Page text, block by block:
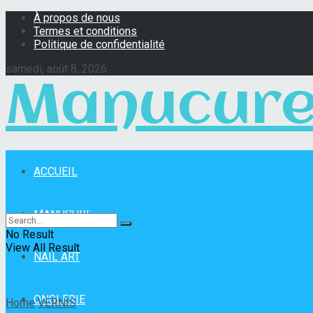
À propos de nous
Termes et conditions
Politique de confidentialité
samedi, août 8, 2026
ACCUEIL
MANUCURE
NAIL ART
ONGLERIE
No Result
View All Result
Home VERNIS